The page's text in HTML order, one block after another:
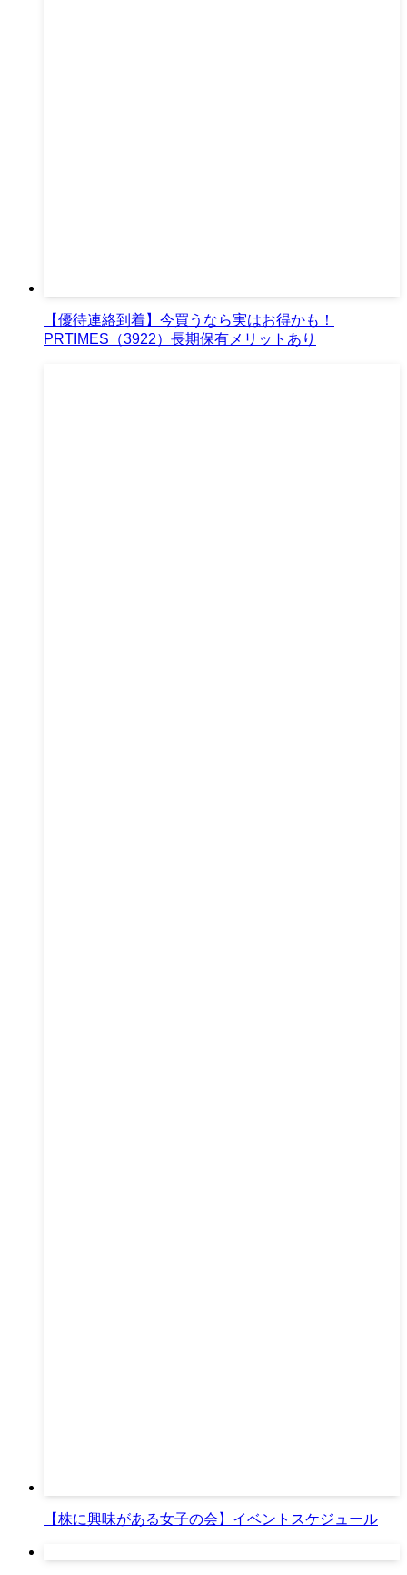
【優待連絡到着】今買うなら実はお得かも！
PRTIMES（3922）長期保有メリットあり
【株に興味がある女子の会】イベントスケジュール